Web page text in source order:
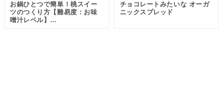
お鍋ひとつで簡単！桃スイー
ツのつくり方【難易度：お味
噌汁レベル】…
チョコレートみたいな オーガ
ニックスプレッド